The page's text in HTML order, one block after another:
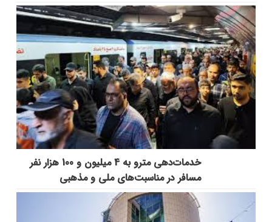
خدمات‌دهي مترو به 4 ميليون و 100 هزار نفر
مسافر در مناسبت‌هاي ملي و مذهبي